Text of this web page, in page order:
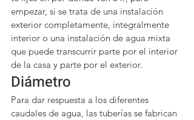
empezar, si se trata de una instalación
exterior completamente, integralmente
interior o una instalación de agua mixta
que puede transcurrir parte por el interior
de la casa y parte por el exterior.
Diámetro
Para dar respuesta a los diferentes
caudales de agua, las tuberías se fabrican